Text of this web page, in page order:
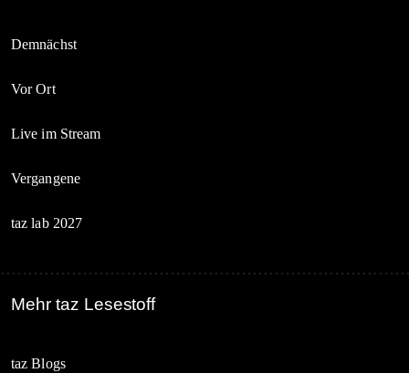
Demnächst
Vor Ort
Live im Stream
Vergangene
taz lab 2027
Mehr taz Lesestoff
taz Blogs